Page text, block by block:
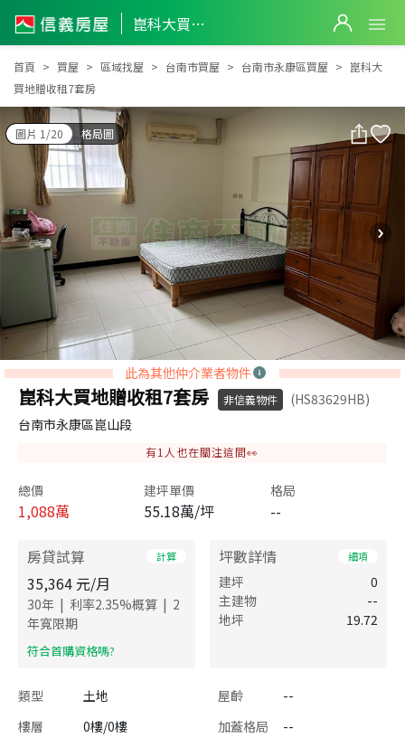
崑科大買地贈收租7套房
崑科大買地贈收租7套房
首頁 買屋 區域找屋 台南市買屋 台南市永康區買屋
崑科大
買地贈收租7套房
圖片 1/20 格局圖
此為其他仲介業者物件
崑科大買地贈收租7套房 非信義物件
(HS83629HB)
台南市永康區崑山段
有1 人也在關注這間👀
總價
1,088萬
建坪單價
55.18萬/坪
格局
--
房貸試算 計算
35,364 元/月
30年 | 利率2.35%概算 | 2
年寬限期
​符合首購資格嗎?
坪數詳情 細項
建坪
0
主建物
--
地坪
19.72
類型 土地 屋齡
--
樓層
0樓/0樓 加蓋格局
--